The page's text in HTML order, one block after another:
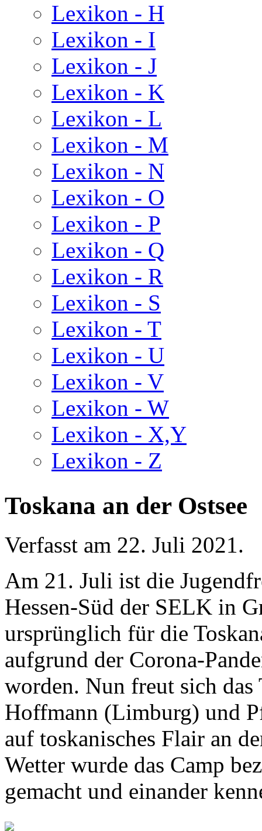
Lexikon - H
Lexikon - I
Lexikon - J
Lexikon - K
Lexikon - L
Lexikon - M
Lexikon - N
Lexikon - O
Lexikon - P
Lexikon - Q
Lexikon - R
Lexikon - S
Lexikon - T
Lexikon - U
Lexikon - V
Lexikon - W
Lexikon - X,Y
Lexikon - Z
Toskana an der Ostsee
Verfasst am 22. Juli 2021.
Am 21. Juli ist die
Hessen-Süd der SELK in
ursprünglich für die
aufgrund der Corona-
worden. Nun freut sich
Hoffmann (Limburg) und
auf toskanisches Flair an
Wetter wurde das Camp
gemacht und einander